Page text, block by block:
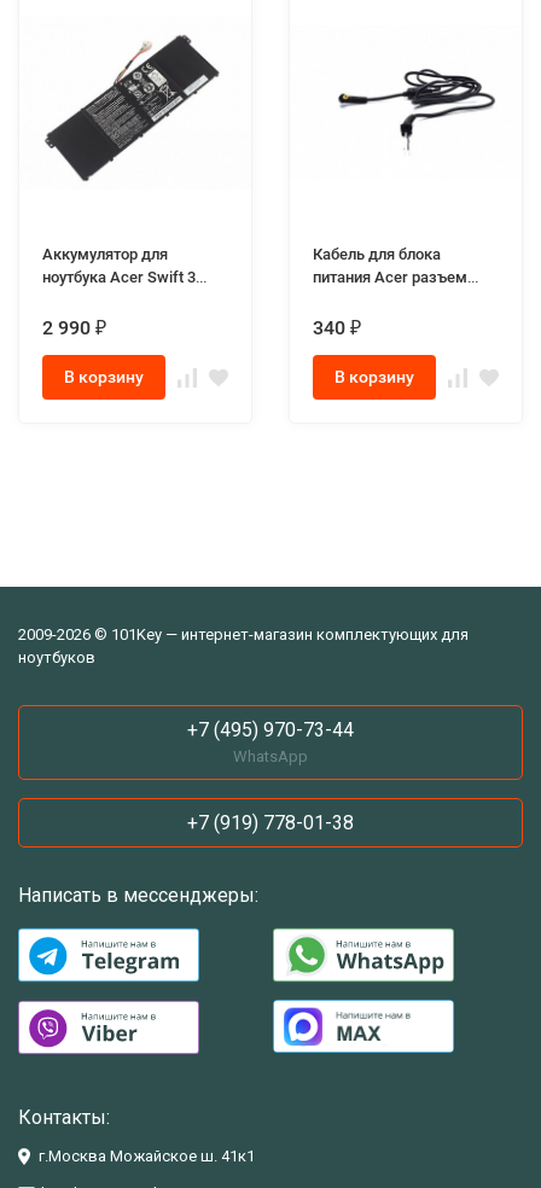
Аккумулятор для
ноутбука Acer Swift 3
2 990 ₽
В корзину
Кабель для блока
питания Acer разъем
340 ₽
В корзину
2009-2026 © 101Key — интернет-магазин комплектующих для
ноутбуков
+7 (495) 970-73-44
WhatsApp
+7 (919) 778-01-38
Написать в мессенджеры:
Контакты:
г.Москва Можайское ш. 41к1